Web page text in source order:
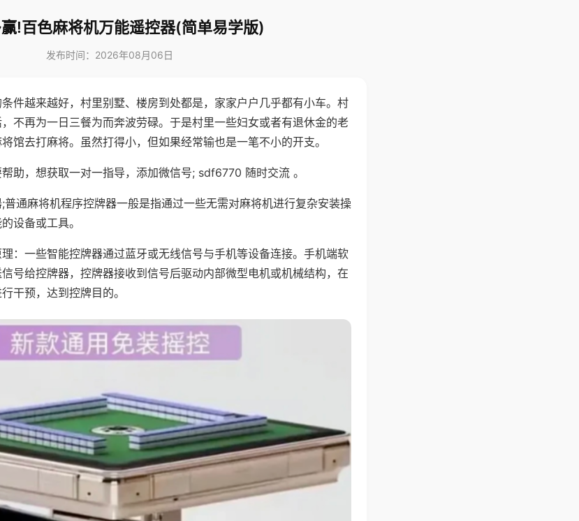
!百色麻将机万能遥控器(简单易学版)
发布时间：2026年08月06日
件越来越好，村里别墅、楼房到处都是，家家户户几乎都有小车。村
不再为一日三餐为而奔波劳碌。于是村里一些妇女或者有退休金的老
馆去打麻将。虽然打得小，但如果经常输也是一笔不小的开支。
助，想获取一对一指导，添加微信号; sdf6770 随时交流 。
普通麻将机程序控牌器一般是指通过一些无需对麻将机进行复杂安装操
设备或工具。
：一些智能控牌器通过蓝牙或无线信号与手机等设备连接。手机端软
号给控牌器，控牌器接收到信号后驱动内部微型电机或机械结构，在
干预，达到控牌目的。